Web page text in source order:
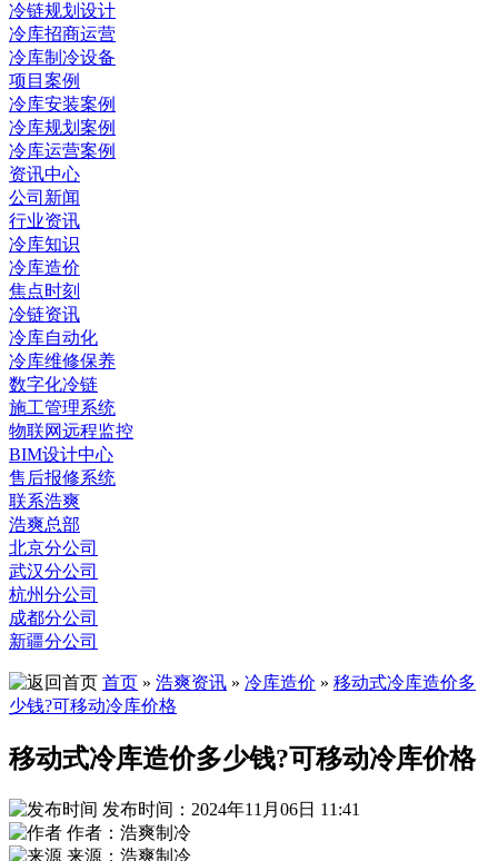
冷链规划设计
冷库招商运营
冷库制冷设备
项目案例
冷库安装案例
冷库规划案例
冷库运营案例
资讯中心
公司新闻
行业资讯
冷库知识
冷库造价
焦点时刻
冷链资讯
冷库自动化
冷库维修保养
数字化冷链
施工管理系统
物联网远程监控
BIM设计中心
售后报修系统
联系浩爽
浩爽总部
北京分公司
武汉分公司
杭州分公司
成都分公司
新疆分公司
首页 » 浩爽资讯 » 冷库造价 » 移动式冷库造价多
少钱?可移动冷库价格
移动式冷库造价多少钱?可移动冷库价格
发布时间：2024年11月06日 11:41
作者：浩爽制冷
来源：浩爽制冷